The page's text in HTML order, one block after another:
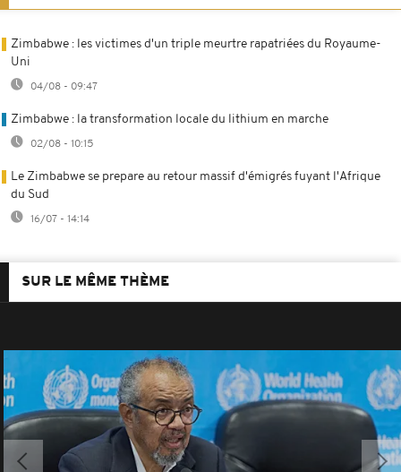
Zimbabwe : les victimes d'un triple meurtre rapatriées du Royaume-
Uni
04/08 - 09:47
Zimbabwe : la transformation locale du lithium en marche
02/08 - 10:15
Le Zimbabwe se prepare au retour massif d'émigrés fuyant l'Afrique
du Sud
16/07 - 14:14
SUR LE MÊME THÈME